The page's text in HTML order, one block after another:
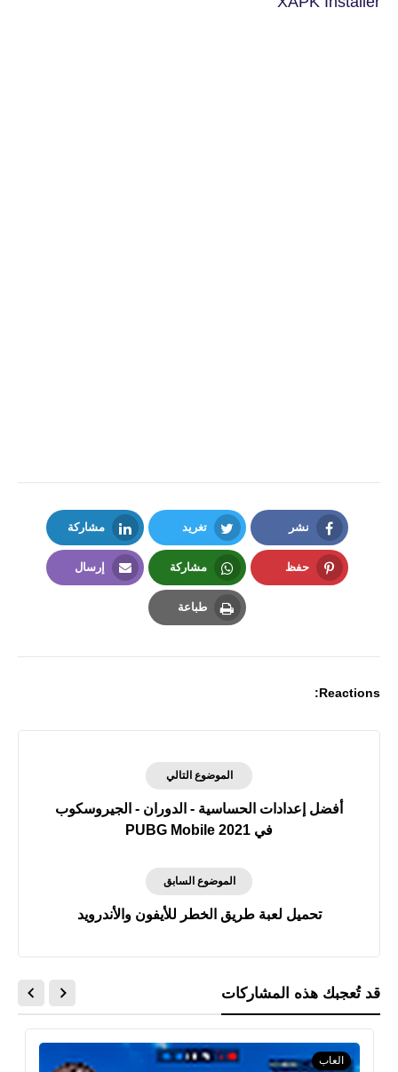
نشر
Facebook
تغريد
Twitter
مشاركة
LinkedIn
حفظ مشاركة
Whatsapp
إرسال
طباعة
Reactions:
الموضوع التالي
أفضل إعدادات الحساسية - الدوران - الجيروسكوب
في PUBG Mobile 2021
الموضوع السابق
تحميل لعبة طريق الخطر للأيفون والأندرويد
قد تُعجبك هذه المشاركات
العاب